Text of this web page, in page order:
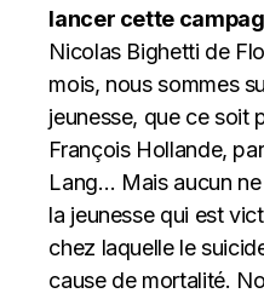
lancer cette
Nicolas Bighetti de
mois, nous sommes
jeunesse, que ce soit
François Hollande,
Lang… Mais aucun
la jeunesse qui est
chez laquelle le
cause de mortalité.